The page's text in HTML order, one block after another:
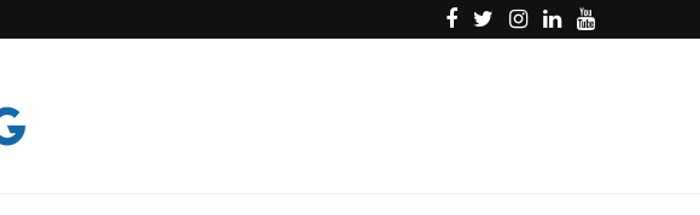
Como fazer a transferência dos créditos de